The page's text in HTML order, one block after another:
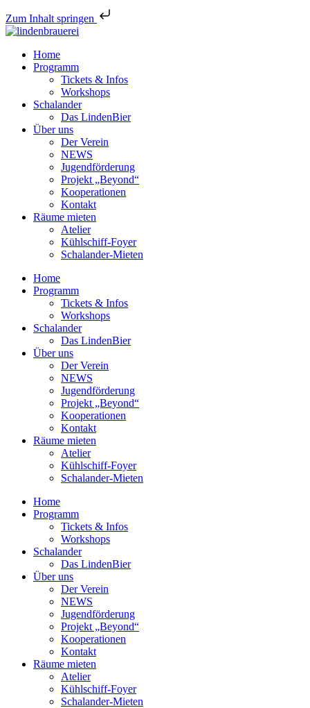
Zum Inhalt springen
Home
Programm
Tickets & Infos
Workshops
Schalander
Das LindenBier
Über uns
Der Verein
NEWS
Jugendförderung
Projekt „Beyond“
Kooperationen
Kontakt
Räume mieten
Atelier
Kühlschiff-Foyer
Schalander-Mieten
Home
Programm
Tickets & Infos
Workshops
Schalander
Das LindenBier
Über uns
Der Verein
NEWS
Jugendförderung
Projekt „Beyond“
Kooperationen
Kontakt
Räume mieten
Atelier
Kühlschiff-Foyer
Schalander-Mieten
Home
Programm
Tickets & Infos
Workshops
Schalander
Das LindenBier
Über uns
Der Verein
NEWS
Jugendförderung
Projekt „Beyond“
Kooperationen
Kontakt
Räume mieten
Atelier
Kühlschiff-Foyer
Schalander-Mieten